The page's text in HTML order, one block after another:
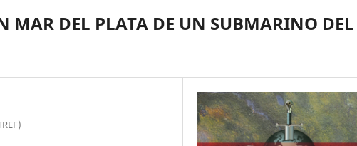
MAR DEL PLATA DE UN SUBMARINO DEL